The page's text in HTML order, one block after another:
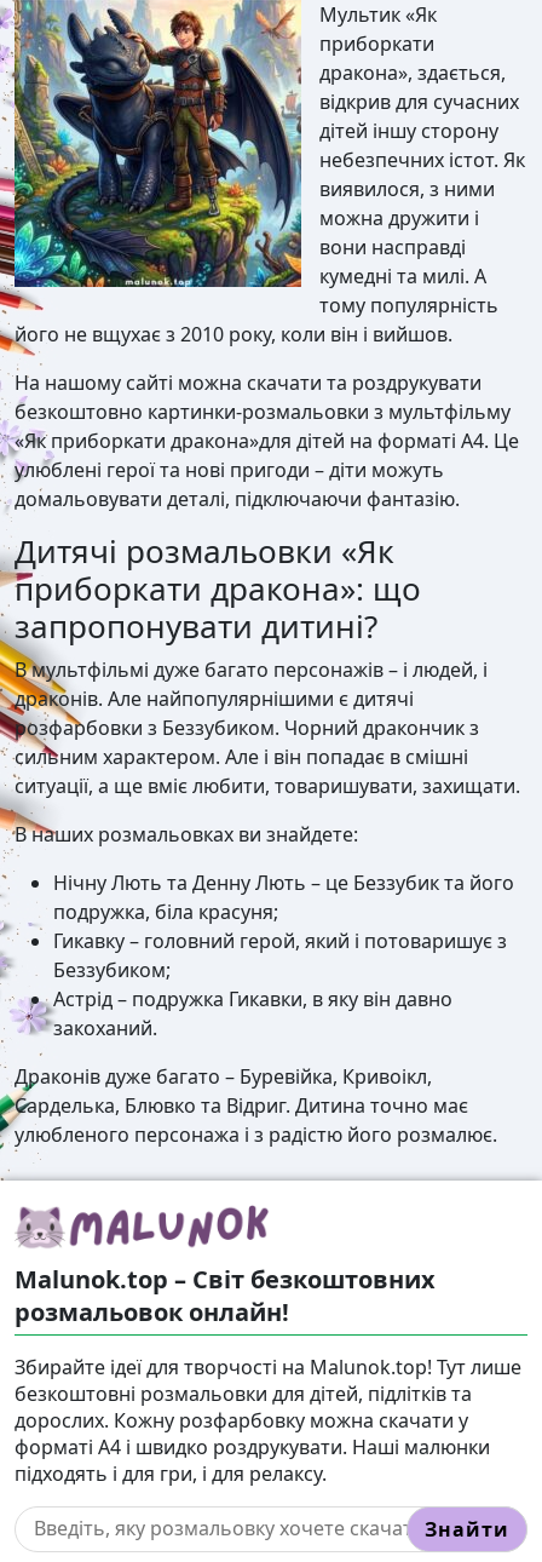
Мультик «Як
приборкати
дракона», здається,
відкрив для сучасних
дітей іншу сторону
небезпечних істот. Як
виявилося, з ними
можна дружити і
вони насправді
кумедні та милі. А
тому популярність
його не вщухає з 2010 року, коли він і вийшов.
На нашому сайті можна скачати та роздрукувати
безкоштовно картинки-розмальовки з мультфільму
«Як приборкати дракона»для дітей на форматі А4. Це
улюблені герої та нові пригоди – діти можуть
домальовувати деталі, підключаючи фантазію.
Дитячі розмальовки «Як
приборкати дракона»: що
запропонувати дитині?
В мультфільмі дуже багато персонажів – і людей, і
драконів. Але найпопулярнішими є дитячі
розфарбовки з Беззубиком. Чорний дракончик з
сильним характером. Але і він попадає в смішні
ситуації, а ще вміє любити, товаришувати, захищати.
В наших розмальовках ви знайдете:
Нічну Лють та Денну Лють – це Беззубик та його
подружка, біла красуня;
Гикавку – головний герой, який і потоваришує з
Беззубиком;
Астрід – подружка Гикавки, в яку він давно
закоханий.
Драконів дуже багато – Буревійка, Кривоікл,
Сарделька, Блювко та Відриг. Дитина точно має
улюбленого персонажа і з радістю його розмалює.
Malunok.top – Світ безкоштовних
розмальовок онлайн!
Збирайте ідеї для творчості на Malunok.top! Тут лише
безкоштовні розмальовки для дітей, підлітків та
дорослих. Кожну розфарбовку можна скачати у
форматі А4 і швидко роздрукувати. Наші малюнки
підходять і для гри, і для релаксу.
Знайти